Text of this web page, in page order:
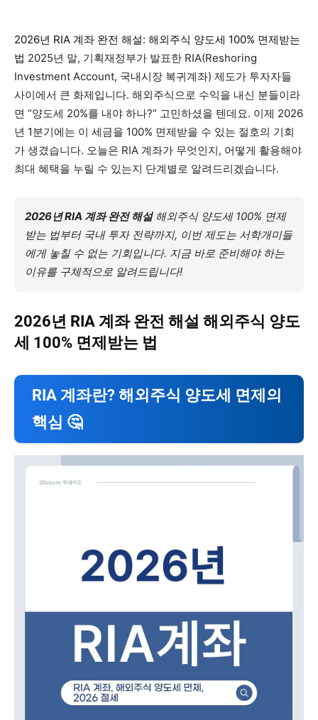
2026년 RIA 계좌 완전 해설: 해외주식 양도세 100% 면제받는
법 2025년 말, 기획재정부가 발표한 RIA(Reshoring
Investment Account, 국내시장 복귀계좌) 제도가 투자자들
사이에서 큰 화제입니다. 해외주식으로 수익을 내신 분들이라
면 “양도세 20%를 내야 하나?” 고민하셨을 텐데요. 이제 2026
년 1분기에는 이 세금을 100% 면제받을 수 있는 절호의 기회
가 생겼습니다. 오늘은 RIA 계좌가 무엇인지, 어떻게 활용해야
최대 혜택을 누릴 수 있는지 단계별로 알려드리겠습니다.
2026년 RIA 계좌 완전 해설해외주식 양도세 100% 면제
받는 법부터 국내 투자 전략까지, 이번 제도는 서학개미들
에게 놓칠 수 없는 기회입니다. 지금 바로 준비해야 하는
이유를 구체적으로 알려드립니다!
2026년 RIA 계좌 완전 해설 해외주식 양도
세 100% 면제받는 법
RIA 계좌란? 해외주식 양도세 면제의
핵심 🤔